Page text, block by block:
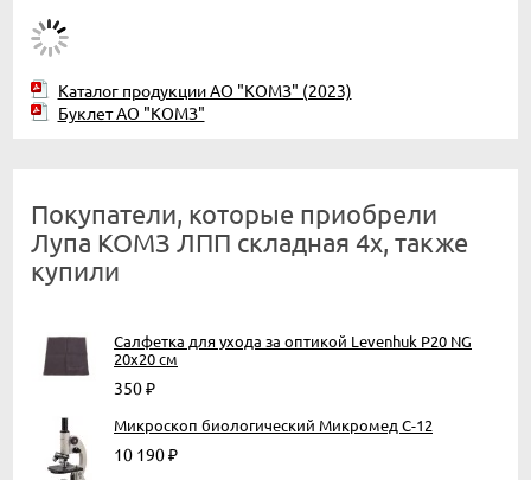
Каталог продукции АО "КОМЗ" (2023)
Буклет АО "КОМЗ"
Покупатели, которые приобрели
Лупа КОМЗ ЛПП складная 4х, также
купили
Салфетка для ухода за оптикой Levenhuk P20 NG
20x20 см
350₽
Микроскоп биологический Микромед С-12
10 190₽